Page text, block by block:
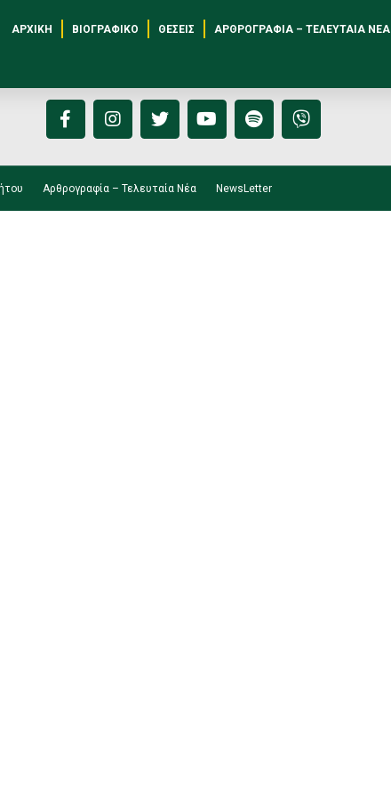
ΑΡΧΙΚΉ ΒΙΟΓΡΑΦΙΚΌ ΘΈΣΕΙΣ ΑΡΘΡΟΓΡΑΦΊΑ – ΤΕΛΕΥΤΑΊΑ ΝΈΑ
Η ευθύνη μιας γενιάς
Αρθρογραφία – Τελευταία Νέα NewsLetter